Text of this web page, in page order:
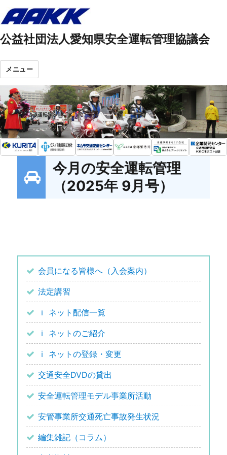
公益社団法人愛知県安全運転管理協議会
メニュー
今月の安全運転管理
（2025年 9月号）
会員になる皆様へ（入会案内）
法定講習
ｉ ネット配信一覧
ｉ ネットのご紹介
ｉ ネットの登録・変更
交通安全DVDの貸出
安全運転管理モデル事業所活動
安管事業所交通死亡事故発生状況
編集雑記（コラム）